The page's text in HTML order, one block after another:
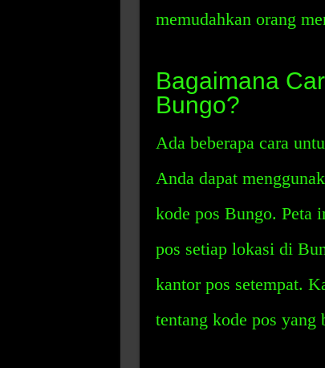
memudahkan orang
Bagaimana
Bungo?
Ada beberapa cara
Anda dapat
kode pos Bungo. Peta
pos setiap lokasi di
kantor pos setempat.
tentang kode pos